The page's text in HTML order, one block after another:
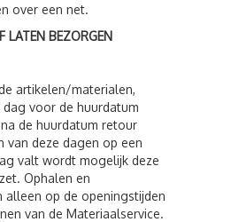
over een net.
LATEN BEZORGEN
artikelen/materialen,
dag voor de huurdatum
de huurdatum retour
van deze dagen op een
valt wordt mogelijk deze
Ophalen en
alleen op de openingstijden
van de Materiaalservice.